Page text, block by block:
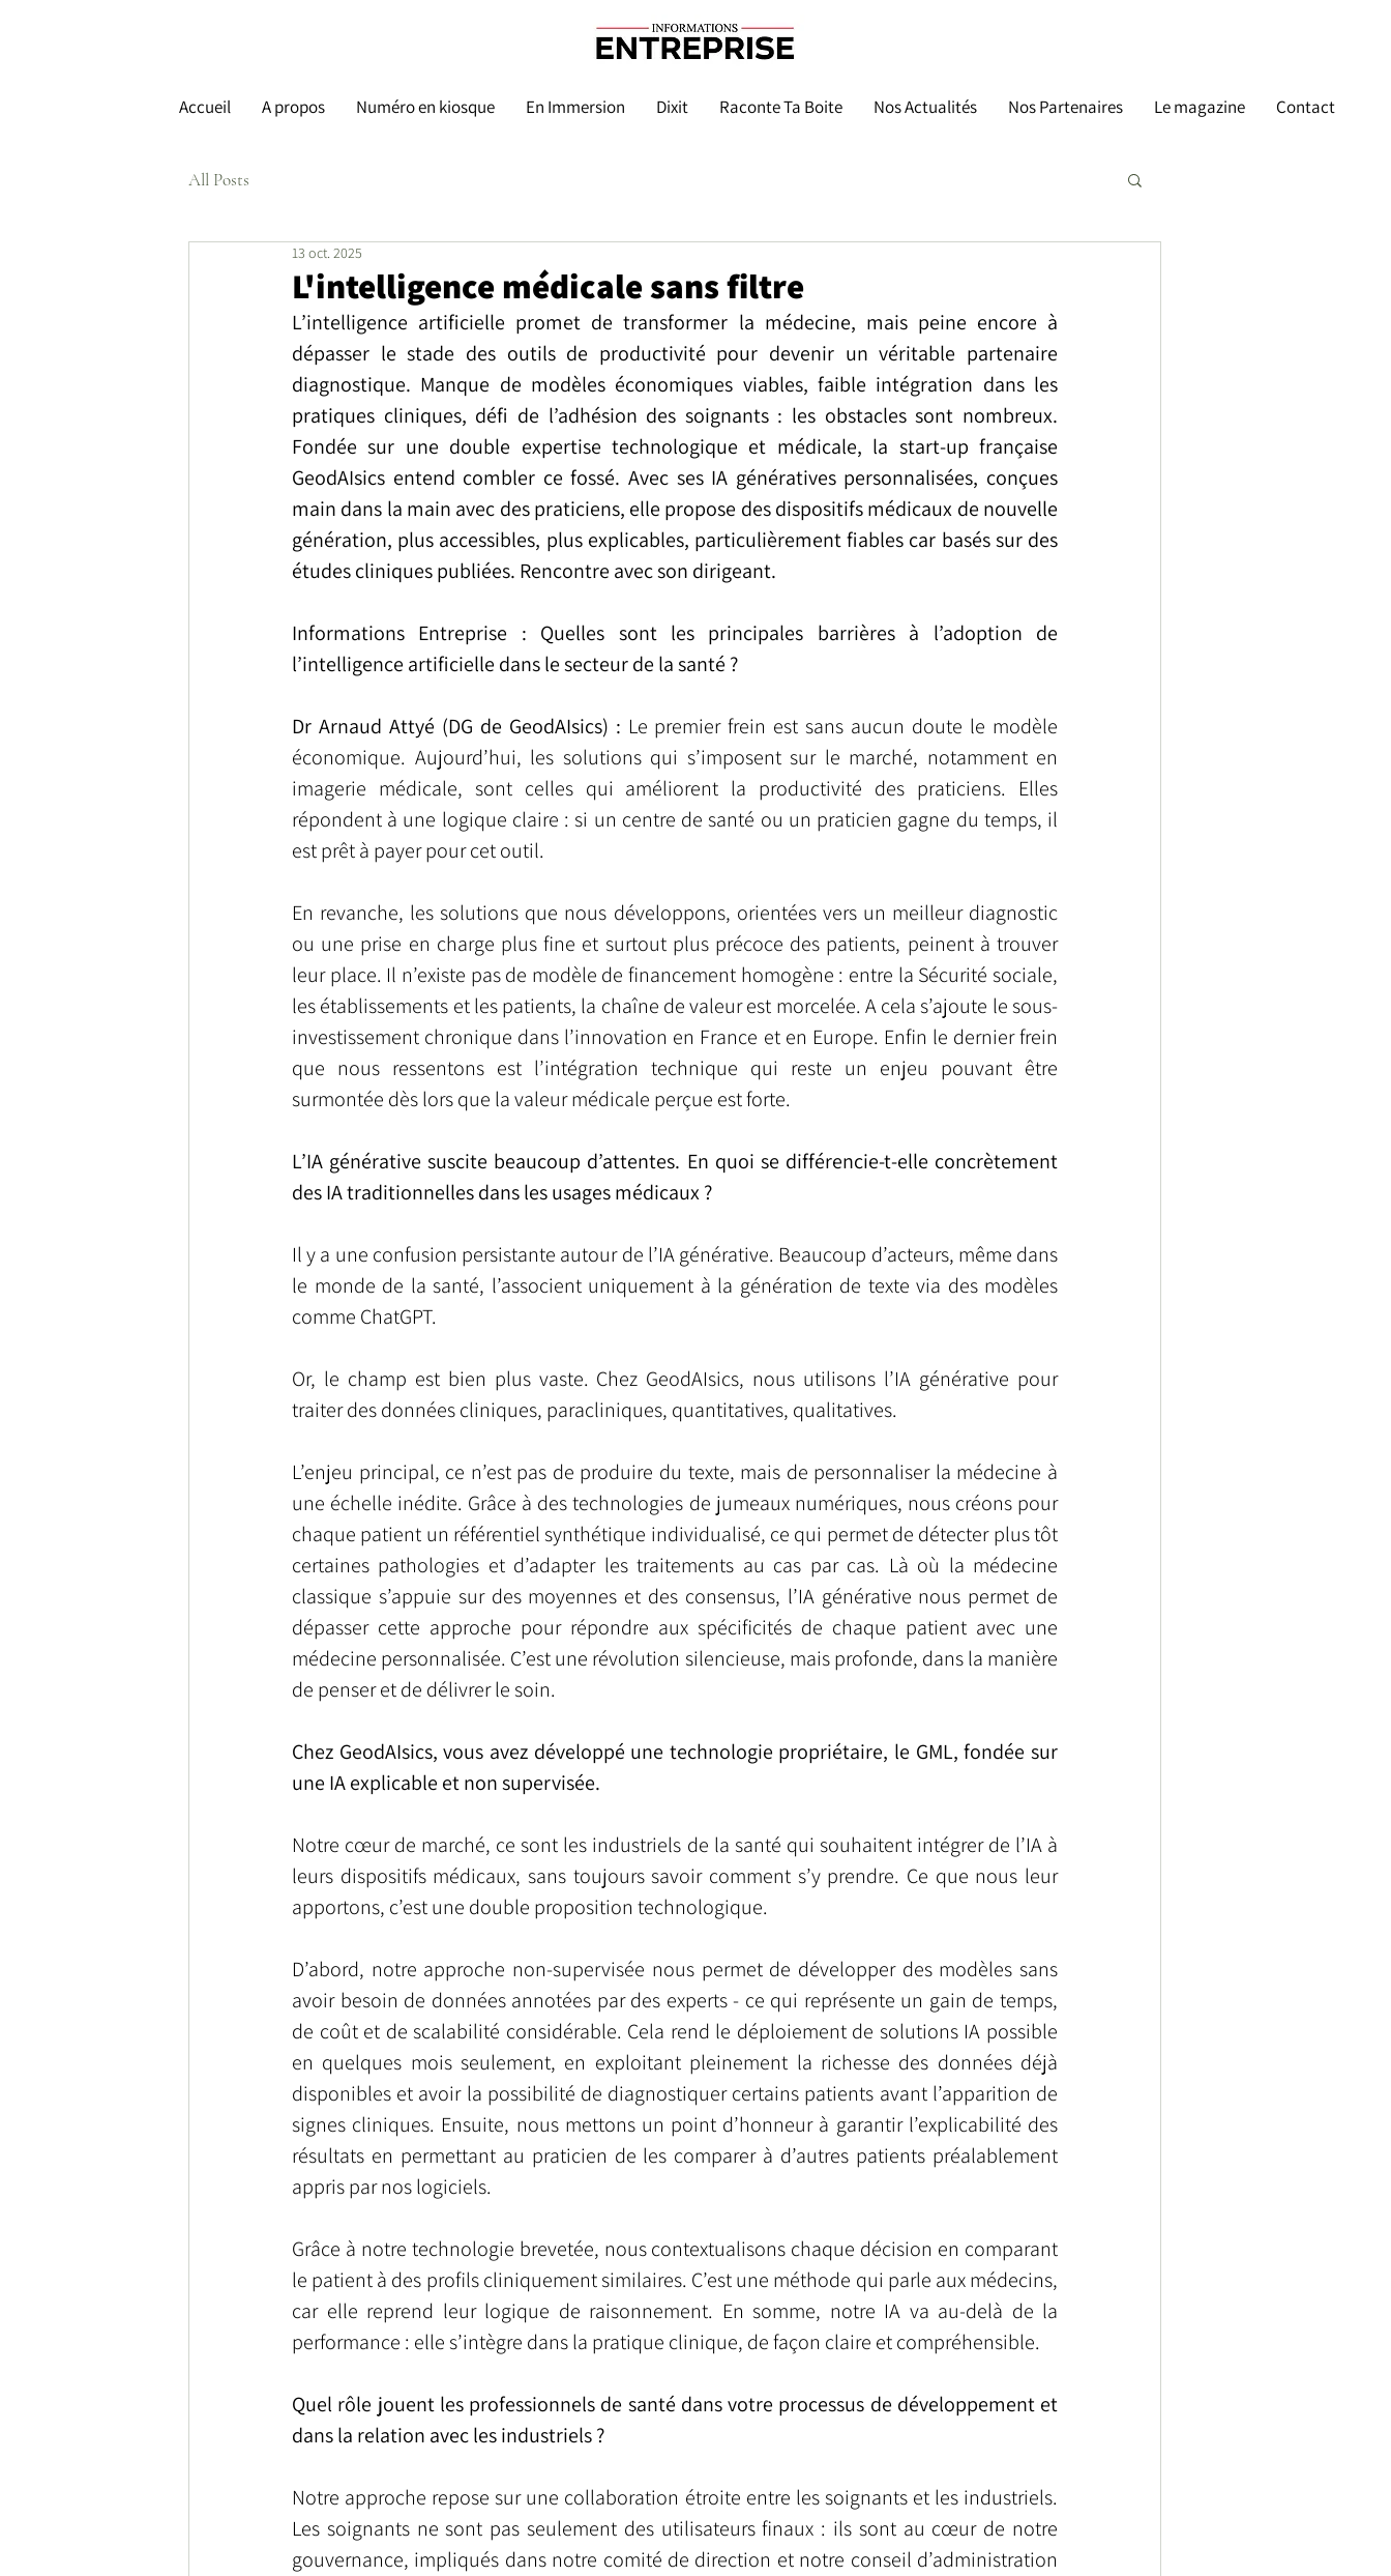
Accueil A propos Numéro en kiosque En Immersion Dixit Raconte Ta Boite Nos Actualités Nos Partenaires Le magazine Contact
All Posts
L'intelligence médicale sans filtre
13 oct. 2025
L’intelligence artificielle promet de transformer la médecine, mais peine encore à
dépasser le stade des outils de productivité pour devenir un véritable partenaire
diagnostique. Manque de modèles économiques viables, faible intégration dans les
pratiques cliniques, défi de l’adhésion des soignants : les obstacles sont nombreux.
Fondée sur une double expertise technologique et médicale, la start-up française
GeodAIsics entend combler ce fossé. Avec ses IA génératives personnalisées, conçues
main dans la main avec des praticiens, elle propose des dispositifs médicaux de nouvelle
génération, plus accessibles, plus explicables, particulièrement fiables car basés sur des
études cliniques publiées. Rencontre avec son dirigeant.
Informations Entreprise : Quelles sont les principales barrières à l’adoption de
l’intelligence artificielle dans le secteur de la santé ?
Dr Arnaud Attyé (DG de GeodAIsics) : Le premier frein est sans aucun doute le modèle
économique. Aujourd’hui, les solutions qui s’imposent sur le marché, notamment en
imagerie médicale, sont celles qui améliorent la productivité des praticiens. Elles
répondent à une logique claire : si un centre de santé ou un praticien gagne du temps, il
est prêt à payer pour cet outil.
En revanche, les solutions que nous développons, orientées vers un meilleur diagnostic
ou une prise en charge plus fine et surtout plus précoce des patients, peinent à trouver
leur place. Il n’existe pas de modèle de financement homogène : entre la Sécurité sociale,
les établissements et les patients, la chaîne de valeur est morcelée. A cela s’ajoute le sous-
investissement chronique dans l’innovation en France et en Europe. Enfin le dernier frein
que nous ressentons est l’intégration technique qui reste un enjeu pouvant être
surmontée dès lors que la valeur médicale perçue est forte.
L’IA générative suscite beaucoup d’attentes. En quoi se différencie-t-elle concrètement
des IA traditionnelles dans les usages médicaux ?
Il y a une confusion persistante autour de l’IA générative. Beaucoup d’acteurs, même dans
le monde de la santé, l’associent uniquement à la génération de texte via des modèles
comme ChatGPT.
Or, le champ est bien plus vaste. Chez GeodAIsics, nous utilisons l’IA générative pour
traiter des données cliniques, paracliniques, quantitatives, qualitatives.
L’enjeu principal, ce n’est pas de produire du texte, mais de personnaliser la médecine à
une échelle inédite. Grâce à des technologies de jumeaux numériques, nous créons pour
chaque patient un référentiel synthétique individualisé, ce qui permet de détecter plus tôt
certaines pathologies et d’adapter les traitements au cas par cas. Là où la médecine
classique s’appuie sur des moyennes et des consensus, l’IA générative nous permet de
dépasser cette approche pour répondre aux spécificités de chaque patient avec une
médecine personnalisée. C’est une révolution silencieuse, mais profonde, dans la manière
de penser et de délivrer le soin.
Chez GeodAIsics, vous avez développé une technologie propriétaire, le GML, fondée sur
une IA explicable et non supervisée.
Notre cœur de marché, ce sont les industriels de la santé qui souhaitent intégrer de l’IA à
leurs dispositifs médicaux, sans toujours savoir comment s’y prendre. Ce que nous leur
apportons, c’est une double proposition technologique.
D’abord, notre approche non-supervisée nous permet de développer des modèles sans
avoir besoin de données annotées par des experts - ce qui représente un gain de temps,
de coût et de scalabilité considérable. Cela rend le déploiement de solutions IA possible
en quelques mois seulement, en exploitant pleinement la richesse des données déjà
disponibles et avoir la possibilité de diagnostiquer certains patients avant l’apparition de
signes cliniques. Ensuite, nous mettons un point d’honneur à garantir l’explicabilité des
résultats en permettant au praticien de les comparer à d’autres patients préalablement
appris par nos logiciels.
Grâce à notre technologie brevetée, nous contextualisons chaque décision en comparant
le patient à des profils cliniquement similaires. C’est une méthode qui parle aux médecins,
car elle reprend leur logique de raisonnement. En somme, notre IA va au-delà de la
performance : elle s’intègre dans la pratique clinique, de façon claire et compréhensible.
Quel rôle jouent les professionnels de santé dans votre processus de développement et
dans la relation avec les industriels ?
Notre approche repose sur une collaboration étroite entre les soignants et les industriels.
Les soignants ne sont pas seulement des utilisateurs finaux : ils sont au cœur de notre
gouvernance, impliqués dans notre comité de direction et notre conseil d’administration